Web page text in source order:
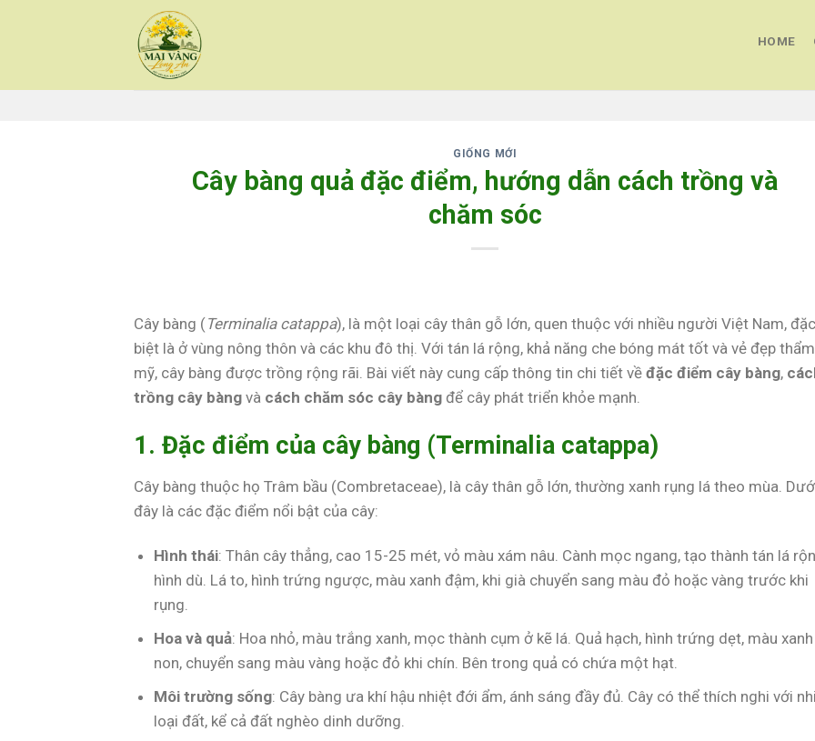
HOME
GIỐNG MỚI
Cây bàng quả đặc điểm, hướng dẫn cách trồng và
chăm sóc
Cây bàng (Terminalia catappa), là một loại cây thân gỗ lớn, quen thuộc với nhiều người Việt Nam, đặc
biệt là ở vùng nông thôn và các khu đô thị. Với tán lá rộng, khả năng che bóng mát tốt và vẻ đẹp thẩm
mỹ, cây bàng được trồng rộng rãi. Bài viết này cung cấp thông tin chi tiết về đặc điểm cây bàng,
trồng cây bàng và cách chăm sóc cây bàng để cây phát triển khỏe mạnh.
1. Đặc điểm của cây bàng (Terminalia catappa)
Cây bàng thuộc họ Trâm bầu (Combretaceae), là cây thân gỗ lớn, thường xanh rụng lá theo mùa.
đây là các đặc điểm nổi bật của cây:
Hình thái: Thân cây thẳng, cao 15-25 mét, vỏ màu xám nâu. Cành mọc ngang, tạo thành tán lá
hình dù. Lá to, hình trứng ngược, màu xanh đậm, khi già chuyển sang màu đỏ hoặc vàng trước khi
rụng.
Hoa và quả: Hoa nhỏ, màu trắng xanh, mọc thành cụm ở kẽ lá. Quả hạch, hình trứng dẹt, màu
non, chuyển sang màu vàng hoặc đỏ khi chín. Bên trong quả có chứa một hạt.
Môi trường sống: Cây bàng ưa khí hậu nhiệt đới ẩm, ánh sáng đầy đủ. Cây có thể thích nghi với
loại đất, kể cả đất nghèo dinh dưỡng.